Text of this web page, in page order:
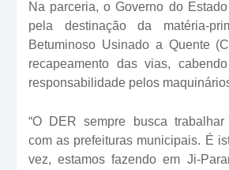
Na parceria, o Governo do
pela destinação da matéria-
Betuminoso Usinado a Quente
recapeamento das vias,
responsabilidade pelos
“O DER sempre busca
com as prefeituras municipais. É
vez, estamos fazendo em Ji-